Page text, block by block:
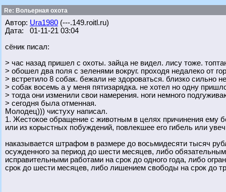
Re: Вольерная охота
Автор: Ura1980 (---.149.roitl.ru)
Дата: 01-11-21 03:04
сёник писал:
> час назад пришел с охоты. зайца не видел. лису тоже.
> обошел два поля с зеленями вокруг. проходя недалеко от
> встретило 8 собак. бежали не здороваться. близко сильно
> собак восемь а у меня пятизарядка. не хотел но одну
> тогда они изменили свои намерения. ноги немного
> сегодня была отменная.
Молодец))) чистуху написал.
1. Жестокое обращение с животным в целях причинения ему
или из корыстных побуждений, повлекшее его гибель или
наказывается штрафом в размере до восьмидесяти тысяч
осужденного за период до шести месяцев, либо
исправительными работами на срок до одного года, либо
срок до шести месяцев, либо лишением свободы на срок до